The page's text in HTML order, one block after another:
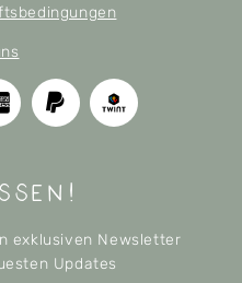
exklusiven Newsletter
Updates